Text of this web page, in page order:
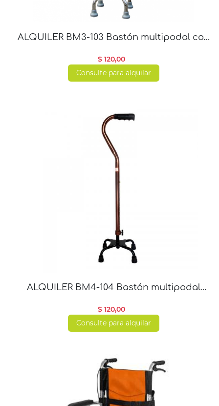
ALQUILER BM3-103 Bastón multipodal con
$ 120,00
Consulte para alquilar
ALQUILER BM4-104 Bastón multipodal
$ 120,00
Consulte para alquilar